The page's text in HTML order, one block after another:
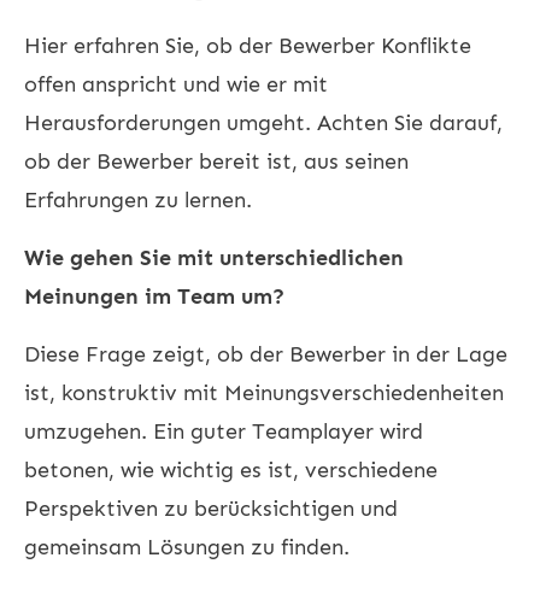
Hier erfahren Sie, ob der Bewerber Konflikte
offen anspricht und wie er mit
Herausforderungen umgeht. Achten Sie darauf,
ob der Bewerber bereit ist, aus seinen
Erfahrungen zu lernen.
Wie gehen Sie mit unterschiedlichen
Meinungen im Team um?
Diese Frage zeigt, ob der Bewerber in der Lage
ist, konstruktiv mit Meinungsverschiedenheiten
umzugehen. Ein guter Teamplayer wird
betonen, wie wichtig es ist, verschiedene
Perspektiven zu berücksichtigen und
gemeinsam Lösungen zu finden.